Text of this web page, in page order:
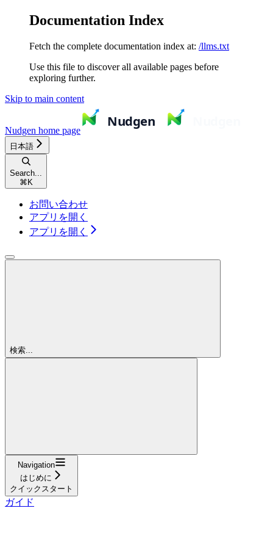
Documentation Index
Fetch the complete documentation index at: /llms.txt
Use this file to discover all available pages before
exploring further.
Skip to main content
Nudgen home page
日本語
Search...
⌘ K
お問い合わせ
アプリを開く
アプリを開く
検索...
Navigation
はじめに
クイックスタート
ガイド